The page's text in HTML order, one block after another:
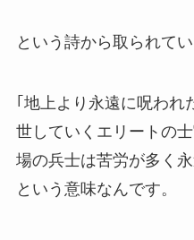
という詩から取られてい
｢地上より永遠に呪われ
世していくエリートの
場の兵士は苦労が多く
という意味なんです。